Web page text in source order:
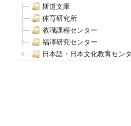
斯道文庫
体育研究所
教職課程センター
福澤研究センター
日本語・日本文化教育セン